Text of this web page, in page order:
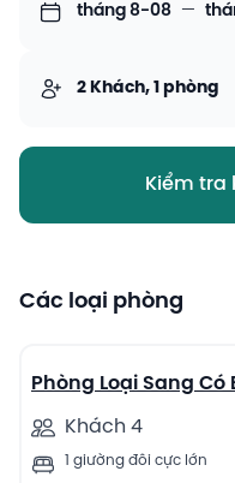
tháng 8-08 —
2 Khách, 1 phòng
Kiểm tra
Các loại phòng
Phòng Loại Sang Có
Khách 4
1 giường đôi cực lớn